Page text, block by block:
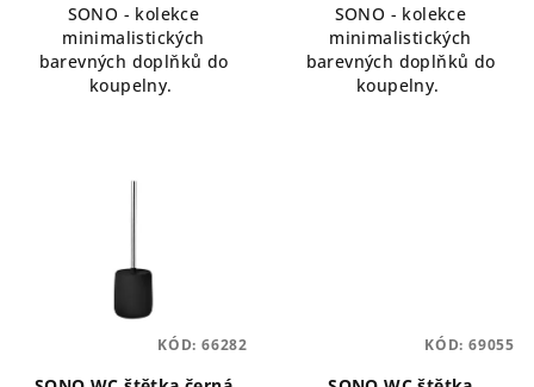
SONO - kolekce
minimalistických
barevných doplňků do
koupelny.
SONO - kolekce
minimalistických
barevných doplňků do
koupelny.
KÓD: 66282 KÓD: 69055